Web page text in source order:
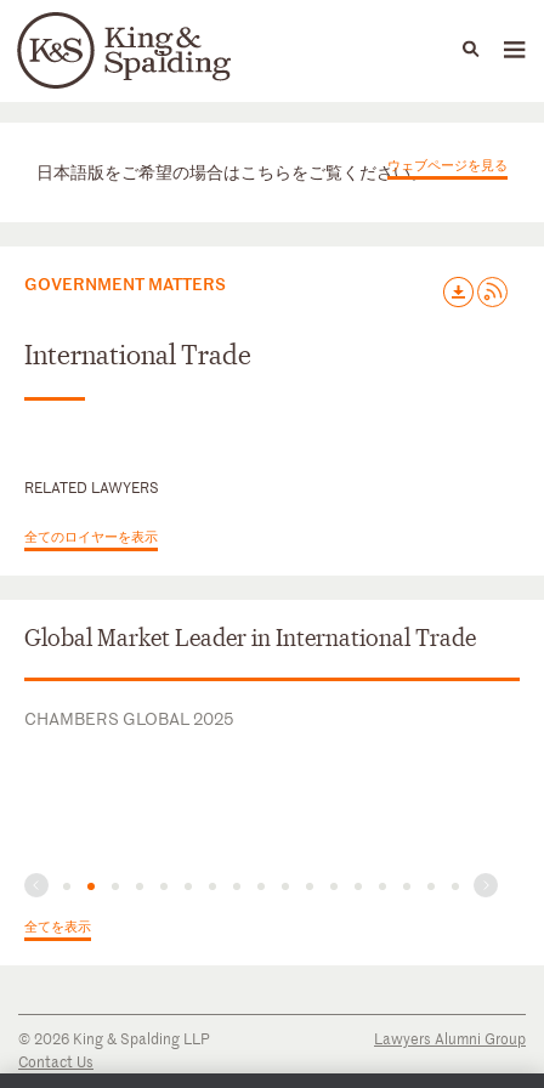
Languages
People Capabilities
取扱業務
日本語版をご希望の場合はこちらをご覧ください。ウェブページを見る
GOVERNMENT MATTERS
International Trade
RELATED LAWYERS
全てのロイヤーを表示
Global Market Leader in International Trade
CHAMBERS GLOBAL 2025
全てを表示
© 2026 King & Spalding LLP
Contact Us
Lawyers Alumni Group